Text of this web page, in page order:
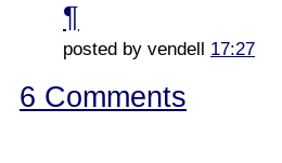
¶
posted by vendell 17:27
6 Comments